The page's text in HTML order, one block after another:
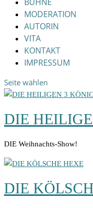
MODERATION
AUTORIN
VITA
KONTAKT
IMPRESSUM
Seite wählen
DIE
DIE Weihnachts-Show!
DIE